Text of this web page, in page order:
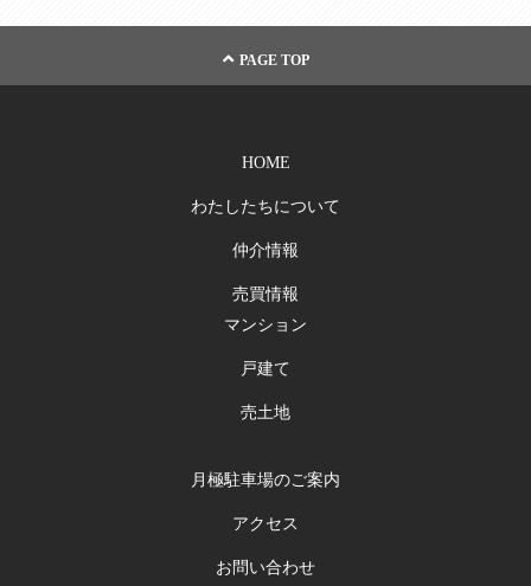
PAGE TOP
HOME
わたしたちについて
仲介情報
売買情報
マンション
戸建て
売土地
月極駐車場のご案内
アクセス
お問い合わせ